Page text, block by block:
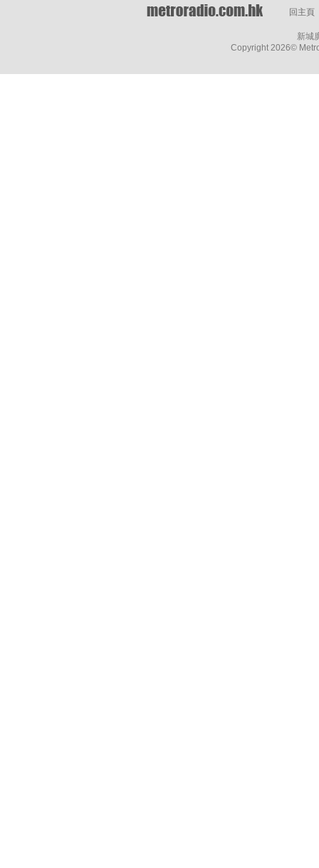
回主頁
新城
Copyright 2026©